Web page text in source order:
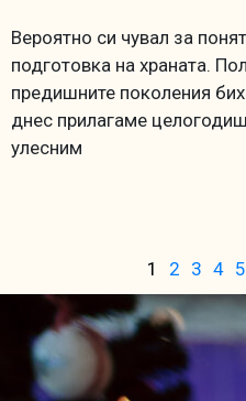
Вероятно си чувал за
подготовка на храната.
предишните поколения
днес прилагаме
улесним
1 2 3 4 5